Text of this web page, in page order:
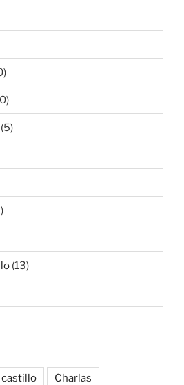
(5)
(13)
castillo Charlas